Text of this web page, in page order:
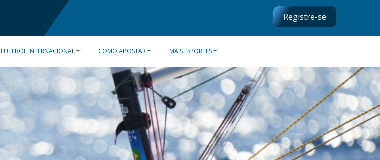
Registre-se
FUTEBOL INTERNACIONAL COMO APOSTAR MAIS ESPORTES